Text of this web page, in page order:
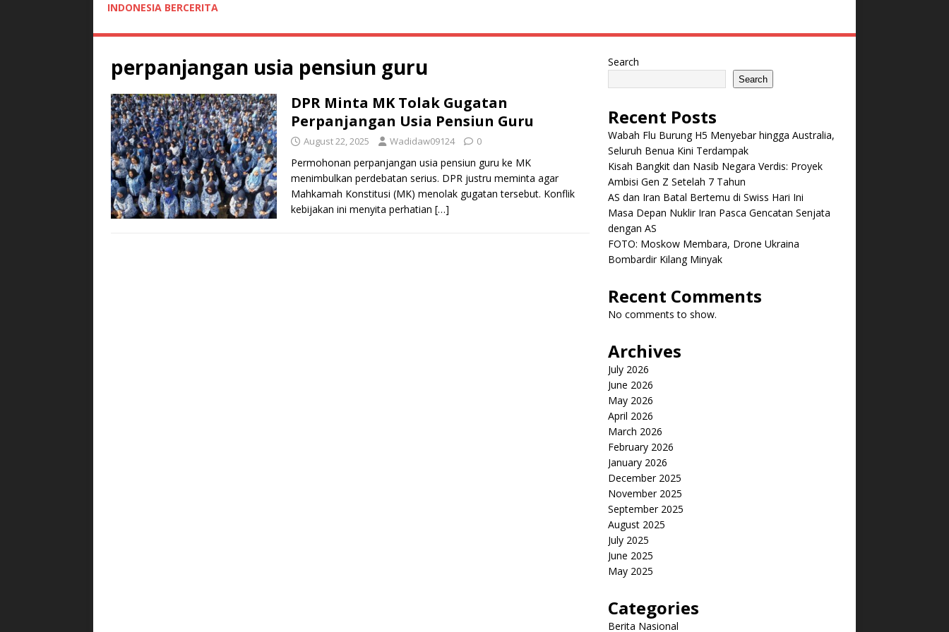
INDONESIA BERCERITA
perpanjangan usia pensiun guru
DPR Minta MK Tolak Gugatan
Perpanjangan Usia Pensiun Guru
August 22, 2025 Wadidaw09124 0
Permohonan perpanjangan usia pensiun guru ke MK
menimbulkan perdebatan serius. DPR justru meminta agar
Mahkamah Konstitusi (MK) menolak gugatan tersebut. Konflik
kebijakan ini menyita perhatian […]
Search
Search
Recent Posts
Wabah Flu Burung H5 Menyebar hingga Australia,
Seluruh Benua Kini Terdampak
Kisah Bangkit dan Nasib Negara Verdis: Proyek
Ambisi Gen Z Setelah 7 Tahun
AS dan Iran Batal Bertemu di Swiss Hari Ini
Masa Depan Nuklir Iran Pasca Gencatan Senjata
dengan AS
FOTO: Moskow Membara, Drone Ukraina
Bombardir Kilang Minyak
Recent Comments
No comments to show.
Archives
July 2026
June 2026
May 2026
April 2026
March 2026
February 2026
January 2026
December 2025
November 2025
September 2025
August 2025
July 2025
June 2025
May 2025
Categories
Berita Nasional